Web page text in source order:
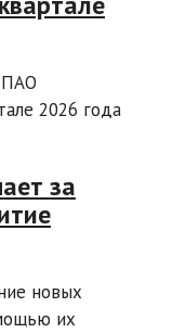
ПАО
2026 года
за
новых
их